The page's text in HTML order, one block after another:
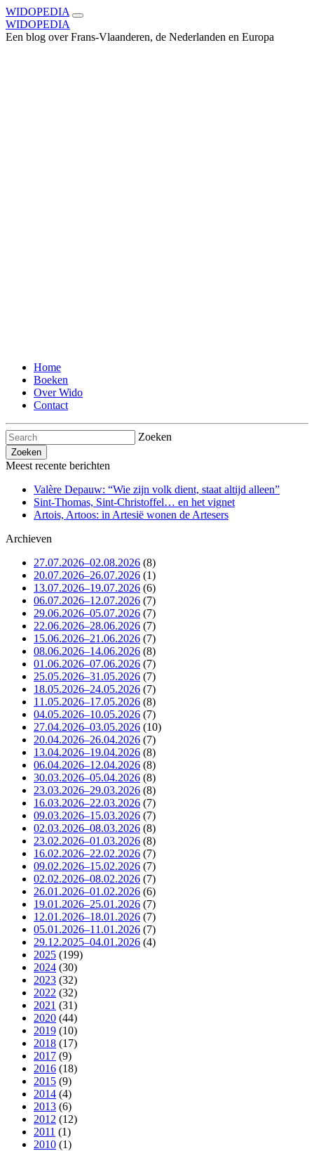
WIDOPEDIA
WIDOPEDIA
Een blog over Frans-Vlaanderen, de Nederlanden en Europa
Home
Boeken
Over Wido
Contact
Zoeken
Meest recente berichten
Valère Depauw: “Wie zijn volk dient, staat altijd alleen”
Sint-Thomas, Sint-Christoffel… en het vignet
Artois, Artoos: in Artesië wonen de Artesers
Archieven
27.07.2026–02.08.2026 (8)
20.07.2026–26.07.2026 (1)
13.07.2026–19.07.2026 (6)
06.07.2026–12.07.2026 (7)
29.06.2026–05.07.2026 (7)
22.06.2026–28.06.2026 (7)
15.06.2026–21.06.2026 (7)
08.06.2026–14.06.2026 (8)
01.06.2026–07.06.2026 (7)
25.05.2026–31.05.2026 (7)
18.05.2026–24.05.2026 (7)
11.05.2026–17.05.2026 (8)
04.05.2026–10.05.2026 (7)
27.04.2026–03.05.2026 (10)
20.04.2026–26.04.2026 (7)
13.04.2026–19.04.2026 (8)
06.04.2026–12.04.2026 (8)
30.03.2026–05.04.2026 (8)
23.03.2026–29.03.2026 (8)
16.03.2026–22.03.2026 (7)
09.03.2026–15.03.2026 (7)
02.03.2026–08.03.2026 (8)
23.02.2026–01.03.2026 (8)
16.02.2026–22.02.2026 (7)
09.02.2026–15.02.2026 (7)
02.02.2026–08.02.2026 (7)
26.01.2026–01.02.2026 (6)
19.01.2026–25.01.2026 (7)
12.01.2026–18.01.2026 (7)
05.01.2026–11.01.2026 (7)
29.12.2025–04.01.2026 (4)
2025 (199)
2024 (30)
2023 (32)
2022 (32)
2021 (31)
2020 (44)
2019 (10)
2018 (17)
2017 (9)
2016 (18)
2015 (9)
2014 (4)
2013 (6)
2012 (12)
2011 (1)
2010 (1)